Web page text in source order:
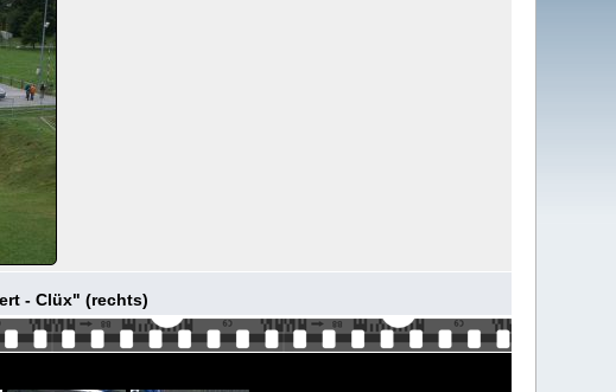
- Clüx" (rechts)